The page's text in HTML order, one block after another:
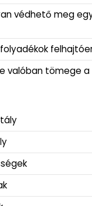
védhető meg
valóban tömege a